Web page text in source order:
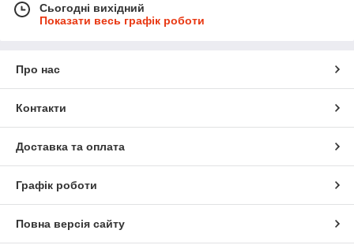
Сьогодні вихідний
Показати весь графік роботи
Про нас
Контакти
Доставка та оплата
Графік роботи
Повна версія сайту